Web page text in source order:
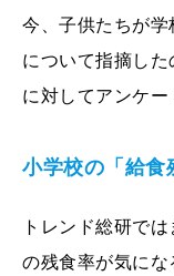
今、子供たちが
について指摘し
に対してアンケ
小学校の「給食
トレンド総研で
の残食率が気に